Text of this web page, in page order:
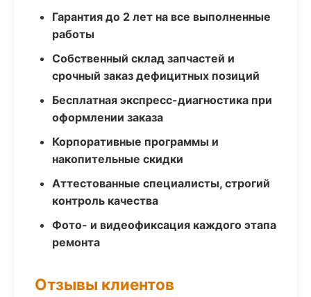
Гарантия до 2 лет на все выполненные
работы
Собственный склад запчастей и
срочный заказ дефицитных позиций
Бесплатная экспресс-диагностика при
оформлении заказа
Корпоративные программы и
накопительные скидки
Аттестованные специалисты, строгий
контроль качества
Фото- и видеофиксация каждого этапа
ремонта
Отзывы клиентов